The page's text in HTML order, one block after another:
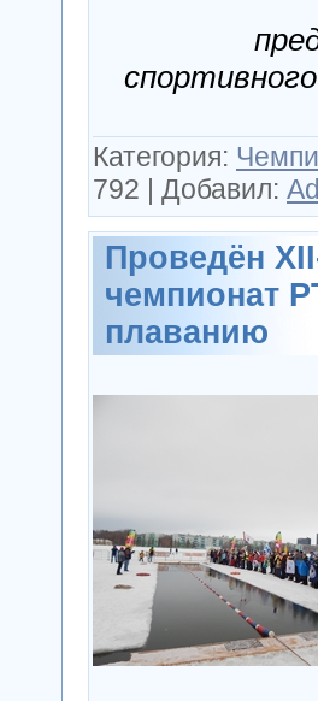
Категория:
792 | Добавил:
Проведён
чемпионат
плаванию